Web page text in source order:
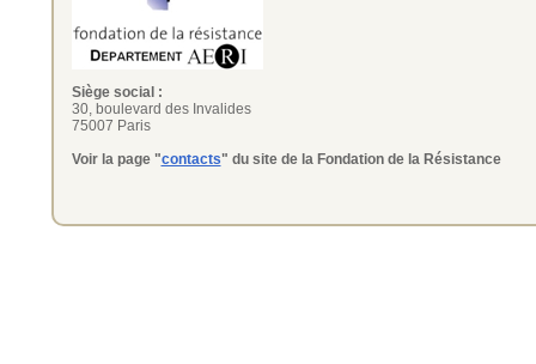
Siège social :
30, boulevard des Invalides
75007 Paris
Voir la page "contacts" du site de la Fondation de la Résistance